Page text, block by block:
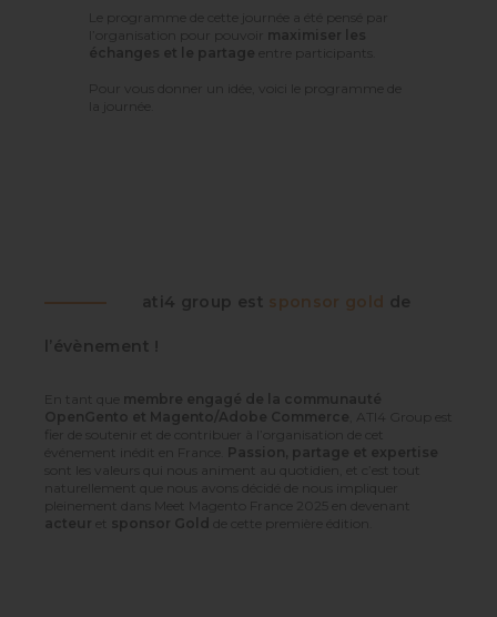
Le programme de cette journée a été pensé par
l’organisation pour pouvoir maximiser les
échanges et le partage entre participants.
Pour vous donner un idée, voici le programme de
la journée.
ati4 group est sponsor gold de
l’évènement !
En tant que membre engagé de la communauté
OpenGento et Magento/Adobe Commerce , ATI4 Group est
fier de soutenir et de contribuer à l’organisation de cet
événement inédit en France. Passion, partage et expertise
sont les valeurs qui nous animent au quotidien, et c’est tout
naturellement que nous avons décidé de nous impliquer
pleinement dans Meet Magento France 2025 en devenant
acteur et sponsor Gold de cette première édition.